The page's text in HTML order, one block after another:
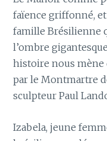
faïence griffonné,
famille Brésilienne
l’ombre
histoire nous mène
par le Montmartre
sculpteur Paul
Izabela, jeune